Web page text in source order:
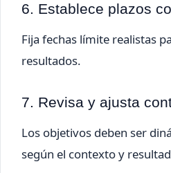
6. Establece plazos
Fija fechas límite realistas
resultados.
7. Revisa y ajusta
Los objetivos deben ser
según el contexto y